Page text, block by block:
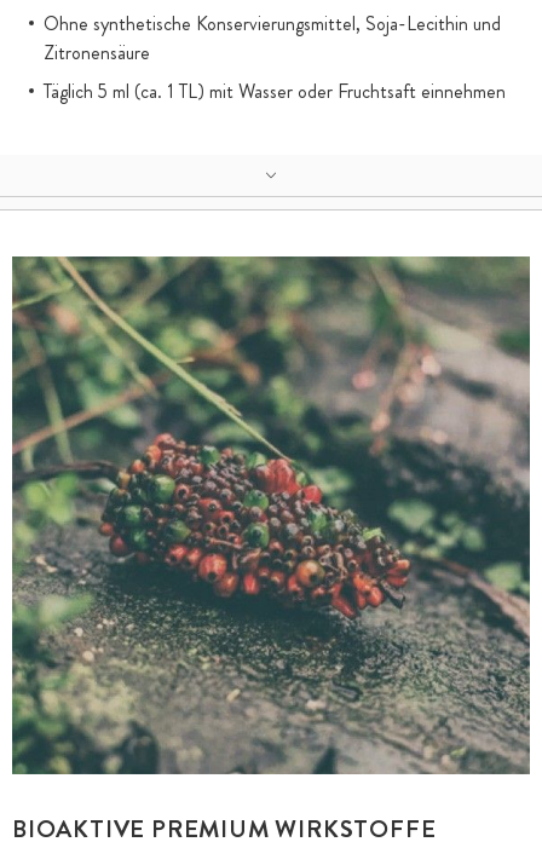
Ohne synthetische Konservierungsmittel, Soja-Lecithin und
Zitronensäure
Täglich 5 ml (ca. 1 TL) mit Wasser oder Fruchtsaft einnehmen
BIOAKTIVE PREMIUM WIRKSTOFFE